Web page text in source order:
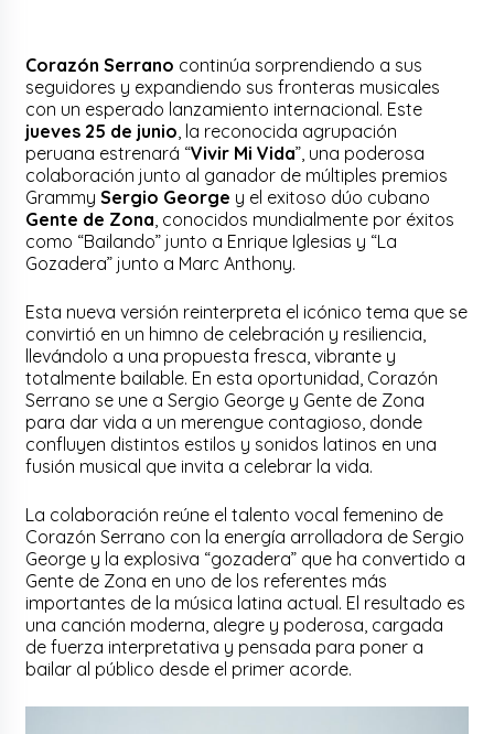
Corazón Serrano continúa sorprendiendo a sus
seguidores y expandiendo sus fronteras musicales
con un esperado lanzamiento internacional. Este
jueves 25 de junio, la reconocida agrupación
peruana estrenará “Vivir Mi Vida”, una poderosa
colaboración junto al ganador de múltiples premios
GrammySergio George y el exitoso dúo cubano
Gente de Zona, conocidos mundialmente por éxitos
como “Bailando” junto a Enrique Iglesias y “La
Gozadera” junto a Marc Anthony.
Esta nueva versión reinterpreta el icónico tema que se
convirtió en un himno de celebración y resiliencia,
llevándolo a una propuesta fresca, vibrante y
totalmente bailable. En esta oportunidad, Corazón
Serrano se une a Sergio George y Gente de Zona
para dar vida a un merengue contagioso, donde
confluyen distintos estilos y sonidos latinos en una
fusión musical que invita a celebrar la vida.
La colaboración reúne el talento vocal femenino de
Corazón Serrano con la energía arrolladora de Sergio
George y la explosiva “gozadera” que ha convertido a
Gente de Zona en uno de los referentes más
importantes de la música latina actual. El resultado es
una canción moderna, alegre y poderosa, cargada
de fuerza interpretativa y pensada para poner a
bailar al público desde el primer acorde.